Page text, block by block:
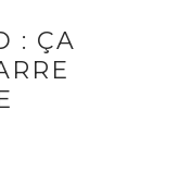
: ÇA